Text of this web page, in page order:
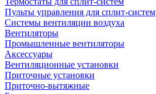
Пульты управления для сплит-систем
Системы вентиляции воздуха
Вентиляторы
Промышленные вентиляторы
Аксессуары
Вентиляционные установки
Приточные установки
Приточно-вытяжные